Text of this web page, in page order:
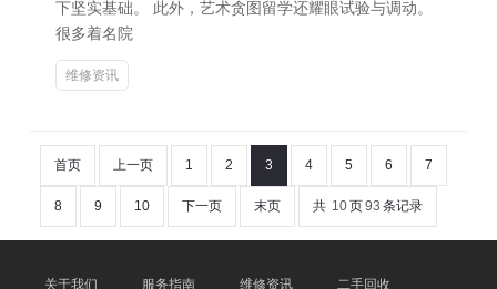
下坚实基础。 此外，艺术贪图留学还耀眼试验与调动。
很多着名院
维修资讯
首页 上一页 1 2 3 4 5 6 7
8 9 10 下一页 末页 共 10页93 条记录
关于我们 服务指南 维修资讯 二手回收